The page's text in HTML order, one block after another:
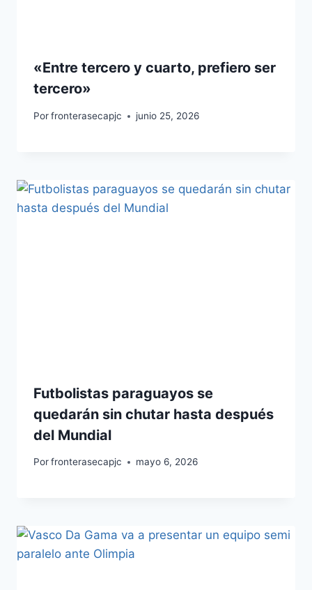
«Entre tercero y cuarto, prefiero ser
tercero»
Porfronterasecapjc junio 25, 2026
Futbolistas paraguayos se
quedarán sin chutar hasta después
del Mundial
Porfronterasecapjc mayo 6, 2026